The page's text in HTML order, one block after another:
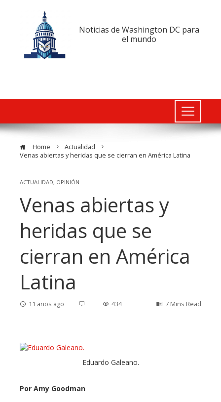
Noticias de Washington DC para
el mundo
Home
Actualidad
Venas abiertas y heridas que se cierran en América Latina
ACTUALIDAD, OPINIÓN
Venas abiertas y
heridas que se
cierran en América
Latina
11 años ago 434 7 Mins Read
Eduardo Galeano.
Por Amy Goodman